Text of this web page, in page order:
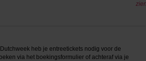
heb je entreetickets nodig voor de
via het boekingsformulier of achteraf via je